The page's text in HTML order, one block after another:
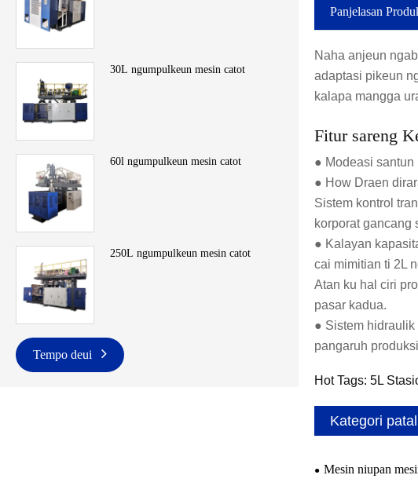
30L ngumpulkeun mesin catot
60l ngumpulkeun mesin catot
250L ngumpulkeun mesin catot
Tempo deui
Panjelasan
Naha anjeun
adaptasi pikeun
kalapa mangga
Fitur sareng
● Modeasi santun
● How Draen
Sistem kontrol
korporat gancang
● Kalayan
cai mimitian ti 2L
Atan ku hal ciri
pasar kadua.
● Sistem
pangaruh
Hot Tags: 5L
Kategori
Mesin niupan